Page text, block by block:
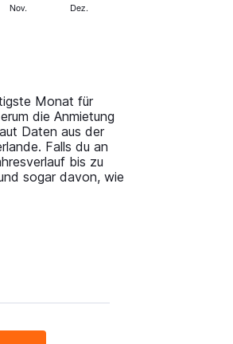
Nov. Dez.
Monat für
die Anmietung
Daten aus der
Falls du an
bis zu
sogar davon, wie